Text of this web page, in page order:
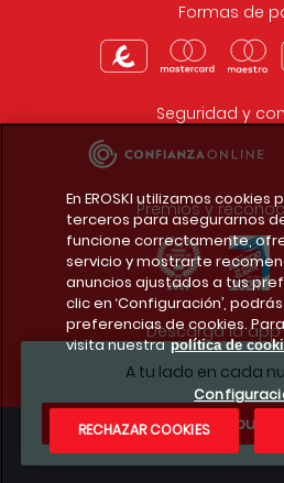
A tu lado en cada
¿Te
Formas de
Seguridad y
Premios y
Descarga la
Condiciones legales
En EROSKI utilizamos cookies
terceros para asegurarnos
funcione correctamente,
servicio y mostrarte
anuncios ajustados a tus
clic en ‘Configuración’,
preferencias de cookies.
visita nuestra política de
RECHAZAR COOKIES